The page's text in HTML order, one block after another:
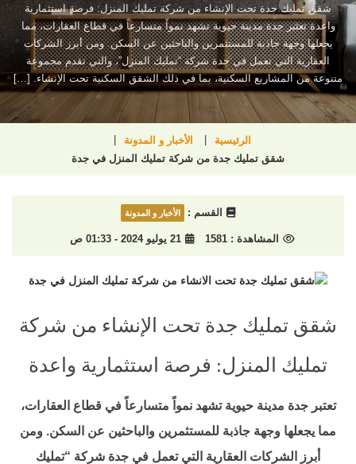
شقق تمليك جدة تحت الإنشاء من شركة تمليك المنزل: فرصة استثمارية
واعدة تعتبر جدة مدينة حيوية تشهد نمواً متسارعاً في قطاع العقارات، مما
يجعلها وجهة جاذبة للمستثمرين والباحثين عن السكن. ومن أبرز الشركات
العقارية التي تعمل في جدة شركة “تمليك المنزل”، والتي تقدم مجموعة
متنوعة من المشاريع السكنية، بما في ذلك الشقق السكنية تحت الإنشاء. […]
الرئيسية
الأخبار و المدونة
شقق تمليك جدة من شركة تمليك المنزل في جدة
القسم : الأخبار و المدونة
المشاهدة :1581 21 يوليو 2024 - 01:33 ص
شقق تمليك جدة تحت الإنشاء من شركة
تمليك المنزل: فرصة استثمارية واعدة
تعتبر جدة مدينة حيوية تشهد نمواً متسارعاً في قطاع العقارات،
مما يجعلها وجهة جاذبة للمستثمرين والباحثين عن السكن. ومن
أبرز الشركات العقارية التي تعمل في جدة شركة “تمليك